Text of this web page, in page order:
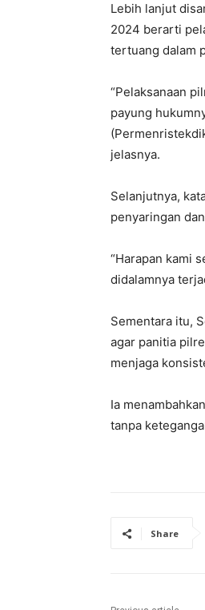
Lebih lanjut
2024 berarti
tertuang dalam
“Pelaksanaan
payung
jelasnya.
Selanjutnya,
penyaringan
“Harapan kami
didalamnya
Sementara itu,
agar panitia
menjaga
Ia
tanpa
Share